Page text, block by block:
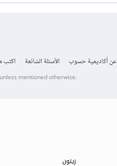
عن أكاديمية حسوب الأسئلة الشائعة اكتب
mentioned otherwise.